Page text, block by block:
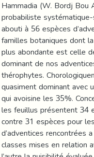
Hammadia (W. Bordj Bou
probabiliste
abouti à 56 espèces
familles botaniques dont
plus abondante est celle
dominant de nos
thérophytes.
quasiment dominant avec
qui avoisine les 35%.
les feuillus présentent 34
contre 31 espèces pour
d’adventices rencontrées
classes mises en relation